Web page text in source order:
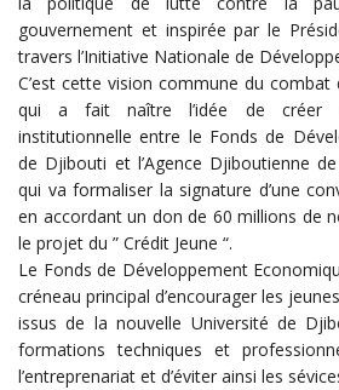
gouvernement et inspirée par le
travers l’Initiative Nationale de
C’est cette vision commune du
qui a fait naître l’idée de créer
institutionnelle entre le Fonds de
de Djibouti et l’Agence Djiboutienne
qui va formaliser la signature d’une
en accordant un don de 60 millions de
le projet du ” Crédit Jeune “.
Le Fonds de Développement
créneau principal d’encourager les
issus de la nouvelle Université de
formations techniques et
l’entreprenariat et d’éviter ainsi les